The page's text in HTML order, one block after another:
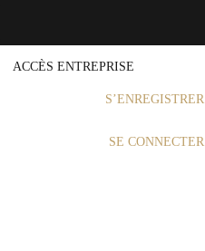
ACCÈS ENTREPRISE
S’ENREGISTRER
SE CONNECTER